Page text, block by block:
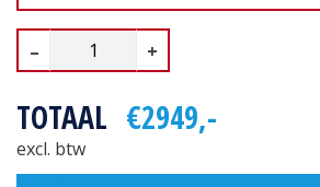
– +
TOTAAL €2949,-
excl. btw